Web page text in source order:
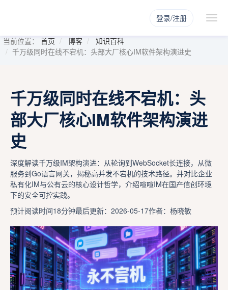
登录/注册
当前位置： 首页 博客
知识百科
千万级同时在线不宕机：头部大厂核心IM软件架构演进史
千万级同时在线不宕机：头
部大厂核心IM软件架构演进
史
深度解读千万级IM架构演进：从轮询到WebSocket长连接，从微
服务到Go语言网关，揭秘高并发不宕机的技术路径。并对比企业
私有化IM与公有云的核心设计哲学，介绍喧喧IM在国产信创环境
下的安全可控实践。
预计阅读时间18分钟最后更新：2026-05-17作者：杨晓敏